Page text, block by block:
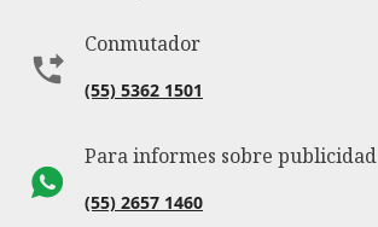
Conmutador
(55) 5362 1501
Para informes sobre publicidad
(55) 2657 1460